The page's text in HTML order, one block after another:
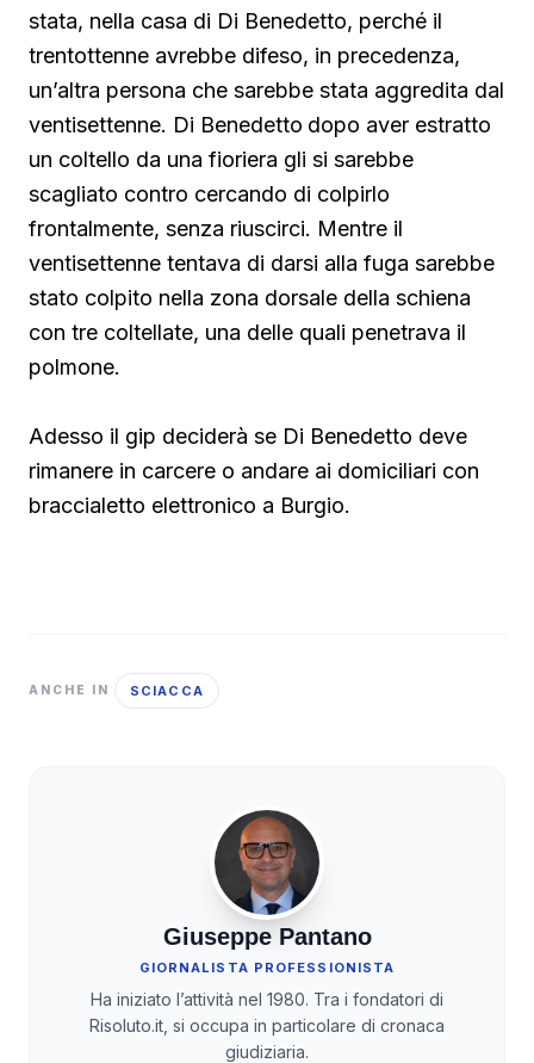
stata, nella casa di Di Benedetto, perché il
trentottenne avrebbe difeso, in precedenza,
un’altra persona che sarebbe stata aggredita dal
ventisettenne. Di Benedetto dopo aver estratto
un coltello da una fioriera gli si sarebbe
scagliato contro cercando di colpirlo
frontalmente, senza riuscirci. Mentre il
ventisettenne tentava di darsi alla fuga sarebbe
stato colpito nella zona dorsale della schiena
con tre coltellate, una delle quali penetrava il
polmone.
Adesso il gip deciderà se Di Benedetto deve
rimanere in carcere o andare ai domiciliari con
braccialetto elettronico a Burgio.
ANCHE IN SCIACCA
Giuseppe Pantano
GIORNALISTA PROFESSIONISTA
Ha iniziato l’attività nel 1980. Tra i fondatori di
Risoluto.it, si occupa in particolare di cronaca
giudiziaria.